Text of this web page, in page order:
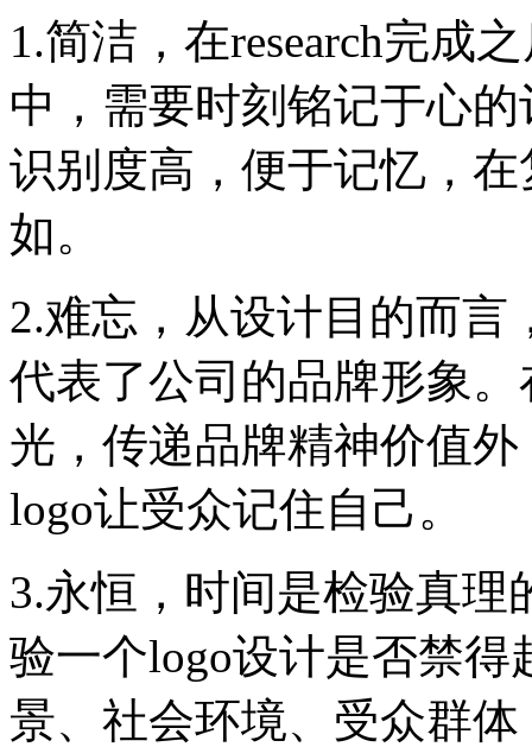
1.简洁，在research完成
中，需要时刻铭记于心
识别度高，便于记忆，
如。
2.难忘，从设计目的而言
代表了公司的品牌形象
光，传递品牌精神价值
logo让受众记住自己。
3.永恒，时间是检验真
验一个logo设计是否禁
景、社会环境、受众群